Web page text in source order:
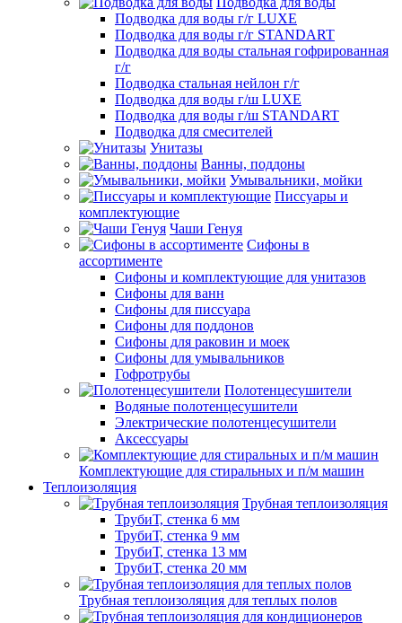
Подводка для воды г/г LUXE
Подводка для воды г/г STANDART
Подводка для воды стальная гофрированная
г/г
Подводка стальная нейлон г/г
Подводка для воды г/ш LUXE
Подводка для воды г/ш STANDART
Подводка для смесителей
Унитазы
Ванны, поддоны
Умывальники, мойки
Писсуары и
комплектующие
Чаши Генуя
Сифоны в
ассортименте
Сифоны и комплектующие для унитазов
Сифоны для ванн
Сифоны для писсуара
Сифоны для поддонов
Сифоны для раковин и моек
Сифоны для умывальников
Гофротрубы
Полотенцесушители
Водяные полотенцесушители
Электрические полотенцесушители
Аксессуары
Комплектующие для стиральных и п/м машин
Теплоизоляция
Трубная теплоизоляция
ТрубиТ, стенка 6 мм
ТрубиТ, стенка 9 мм
ТрубиТ, стенка 13 мм
ТрубиТ, стенка 20 мм
Трубная теплоизоляция для теплых полов